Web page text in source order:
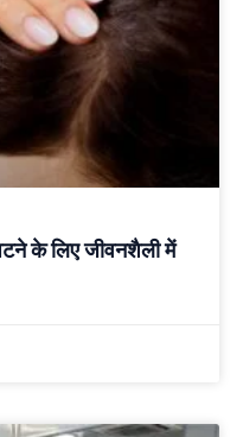
के लिए जीवनशैली में